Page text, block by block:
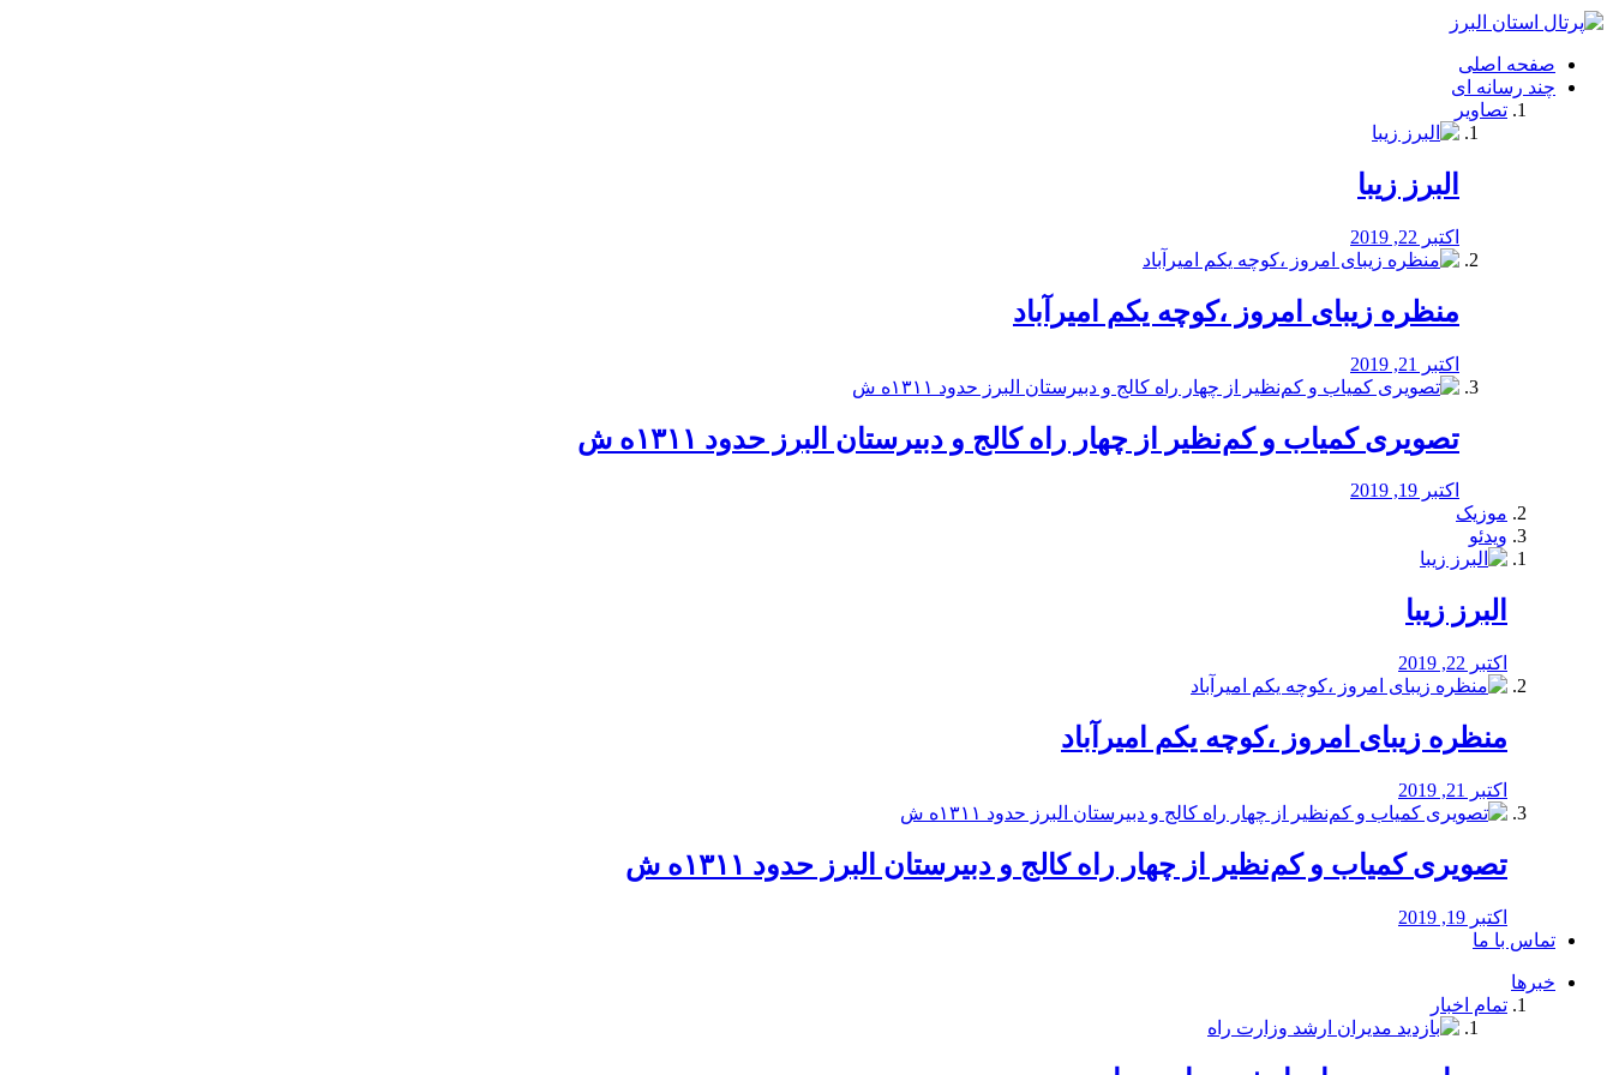
فصد
شرق
تهران
خشکشویی
صفحه اصلی
چند رسانه ای
تصاویر
البرز زیبا
اکتبر 22, 2019
منظره‌‌ زیبای امروز ،کوچه یکم امیرآباد
اکتبر 21, 2019
️تصویری کمیاب و کم‌نظیر از چهار راه كالج و دبيرستان البرز حدود ۱۳۱۱ه ش
اکتبر 19, 2019
موزیک
ویدئو
البرز زیبا
اکتبر 22, 2019
منظره‌‌ زیبای امروز ،کوچه یکم امیرآباد
اکتبر 21, 2019
️تصویری کمیاب و کم‌نظیر از چهار راه كالج و دبيرستان البرز حدود ۱۳۱۱ه ش
اکتبر 19, 2019
تماس با ما
خبرها
تمام اخبار